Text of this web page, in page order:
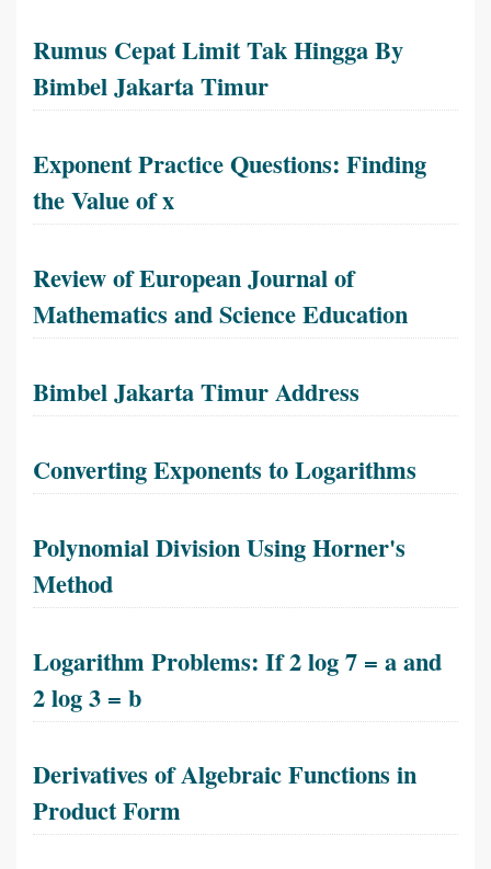
Rumus Cepat Limit Tak Hingga By
Bimbel Jakarta Timur
Exponent Practice Questions: Finding
the Value of x
Review of European Journal of
Mathematics and Science Education
Bimbel Jakarta Timur Address
Converting Exponents to Logarithms
Polynomial Division Using Horner's
Method
Logarithm Problems: If 2 log 7 = a and
2 log 3 = b
Derivatives of Algebraic Functions in
Product Form